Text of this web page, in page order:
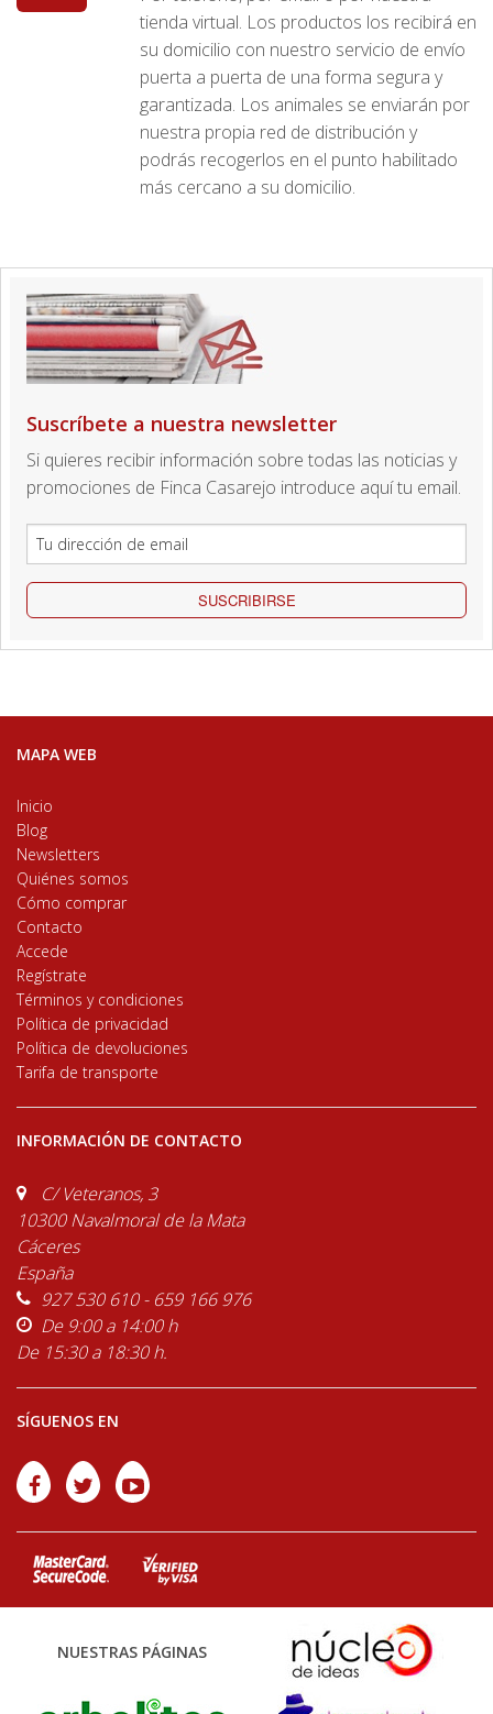
tienda virtual. Los productos los recibirá en
su domicilio con nuestro servicio de envío
puerta a puerta de una forma segura y
garantizada. Los animales se enviarán por
nuestra propia red de distribución y
podrás recogerlos en el punto habilitado
más cercano a su domicilio.
Suscríbete a nuestra newsletter
Si quieres recibir información sobre todas las noticias y
promociones de Finca Casarejo introduce aquí tu email.
SUSCRIBIRSE
MAPA WEB
Inicio
Blog
Newsletters
Quiénes somos
Cómo comprar
Contacto
Accede
Regístrate
Términos y condiciones
Política de privacidad
Política de devoluciones
Tarifa de transporte
INFORMACIÓN DE CONTACTO
C/ Veteranos, 3
10300 Navalmoral de la Mata
Cáceres
España
927 530 610 - 659 166 976
De 9:00 a 14:00 h
De 15:30 a 18:30 h.
SÍGUENOS EN
NUESTRAS PÁGINAS